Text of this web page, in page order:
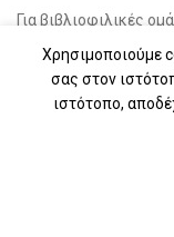
Για βιβλιοφιλικές
Θεσσαλονίκη
Χρησιμοποιούμε
σας στον
ιστότοπο,